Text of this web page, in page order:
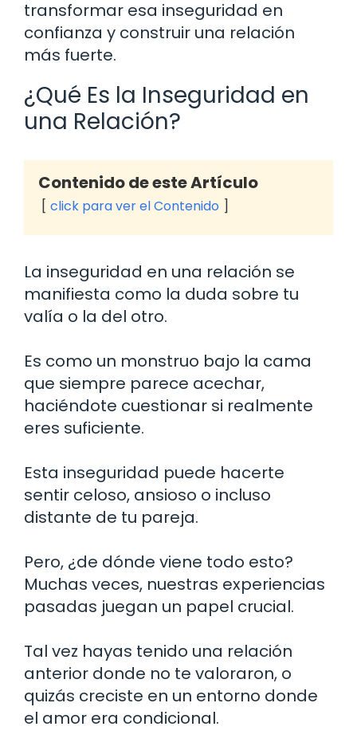
transformar esa inseguridad en
confianza y construir una relación
más fuerte.
¿Qué Es la Inseguridad en
una Relación?
Contenido de este Artículo
click para ver el Contenido
La inseguridad en una relación se
manifiesta como la duda sobre tu
valía o la del otro.
Es como un monstruo bajo la cama
que siempre parece acechar,
haciéndote cuestionar si realmente
eres suficiente.
Esta inseguridad puede hacerte
sentir celoso, ansioso o incluso
distante de tu pareja.
Pero, ¿de dónde viene todo esto?
Muchas veces, nuestras experiencias
pasadas juegan un papel crucial.
Tal vez hayas tenido una relación
anterior donde no te valoraron, o
quizás creciste en un entorno donde
el amor era condicional.